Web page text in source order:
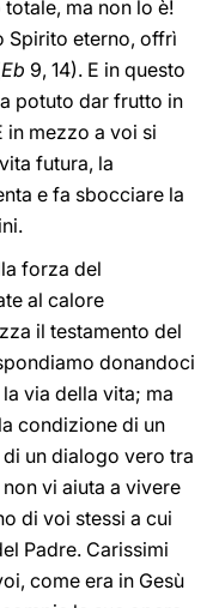
ma non lo è!
Spirito eterno, offrì
Eb 9, 14). E in questo
potuto dar frutto in
in mezzo a voi si
futura, la
e fa sbocciare la
forza del
al calore
il testamento del
donandoci
via della vita; ma
condizione di un
un dialogo vero tra
vi aiuta a vivere
di voi stessi a cui
Padre. Carissimi
come era in Gesù